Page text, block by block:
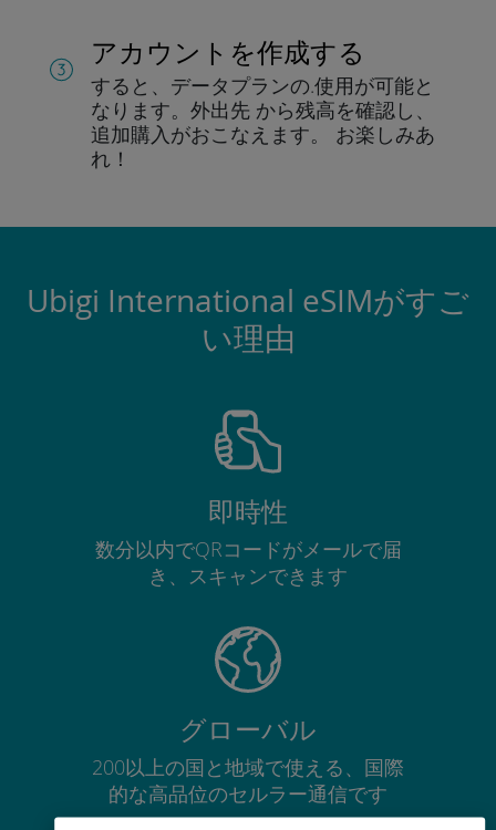
アカウントを作成する
すると、データプランの.使用が可能と
なります。 外出先 から残高を確認し、
追加購入がおこなえます。
お楽しみあ
れ！
Ubigi International eSIMがすご
い理由
即時性
数分以内でQRコードがメールで届
き、スキャンできます
グローバル
200以上の国と地域で使える、国際
的な高品位のセルラー通信です